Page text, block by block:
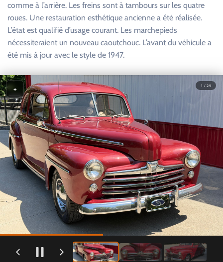
comme à l’arrière. Les freins sont à tambours sur les quatre
roues. Une restauration esthétique ancienne a été réalisée.
L’état est qualifié d’usage courant. Les marchepieds
nécessiteraient un nouveau caoutchouc. L’avant du véhicule a
été mis à jour avec le style de 1947.
1 / 29
+